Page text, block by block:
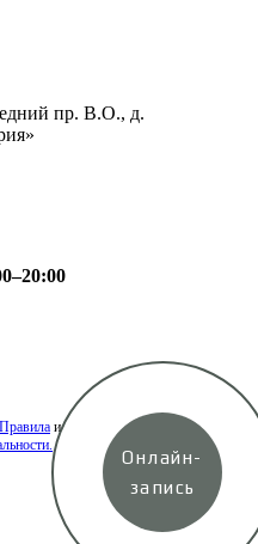
пр. В.О., д.
Правила и
Онлайн-
запись